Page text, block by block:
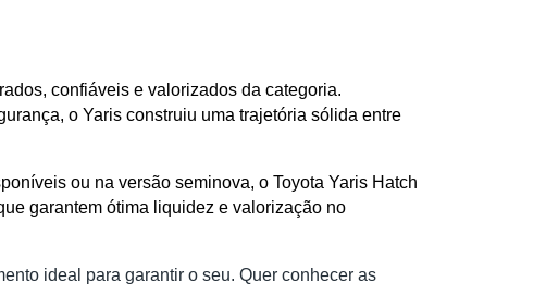
confiáveis e valorizados da categoria.
o Yaris construiu uma trajetória sólida entre
ou na versão seminova, o Toyota Yaris Hatch
garantem ótima liquidez e valorização no
ideal para garantir o seu. Quer conhecer as